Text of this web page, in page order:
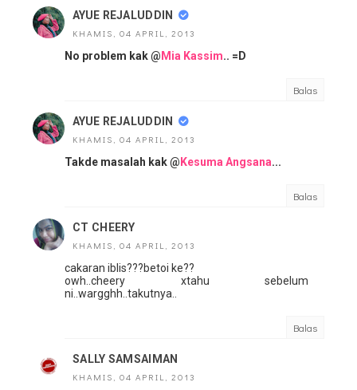
AYUE REJALUDDIN
KHAMIS, 04 APRIL, 2013
No problem kak @ Mia Kassim.. =D
Balas
AYUE REJALUDDIN
KHAMIS, 04 APRIL, 2013
Takde masalah kak @ Kesuma Angsana...
Balas
CT CHEERY
KHAMIS, 04 APRIL, 2013
cakaran iblis???betoi ke??
owh..cheery xtahu sebelum
ni..wargghh..takutnya..
Balas
SALLY SAMSAIMAN
KHAMIS, 04 APRIL, 2013